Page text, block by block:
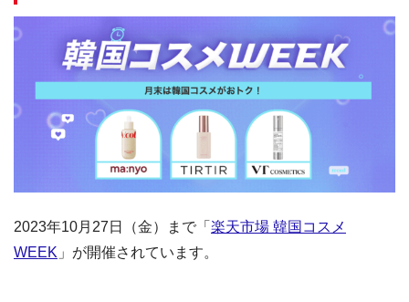
2023年10月27日（金）まで「 楽天市場 韓国コスメ
WEEK 」が開催されています。